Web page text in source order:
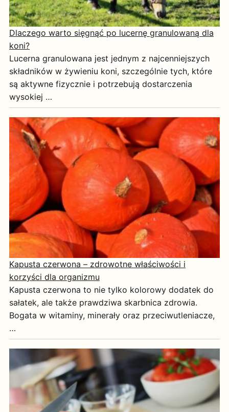
Dlaczego warto sięgnąć po lucernę granulowaną dla
koni?
Lucerna granulowana jest jednym z najcenniejszych
składników w żywieniu koni, szczególnie tych, które
są aktywne fizycznie i potrzebują dostarczenia
wysokiej …
Kapusta czerwona – zdrowotne właściwości i
korzyści dla organizmu
Kapusta czerwona to nie tylko kolorowy dodatek do
sałatek, ale także prawdziwa skarbnica zdrowia.
Bogata w witaminy, minerały oraz przeciwutleniacze,
…